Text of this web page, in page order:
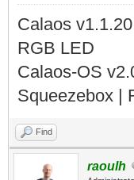
Calaos
RGB LED
Calaos-OS
Squeezebox |
Find
raoulh